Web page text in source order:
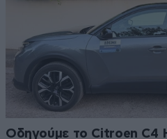
Οδηγούμε το Citroen C4